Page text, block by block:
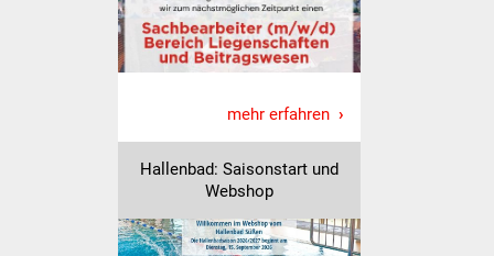
Beschränkte
Ausschreibung
Freihändige Vergabe
Gewerbeverzeichnis
Gewerbe - Selbsteintrag
mehr erfahren
Hallenbad: Saisonstart und
Webshop